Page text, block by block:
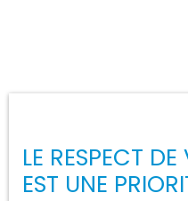
LE RESPECT
EST UNE